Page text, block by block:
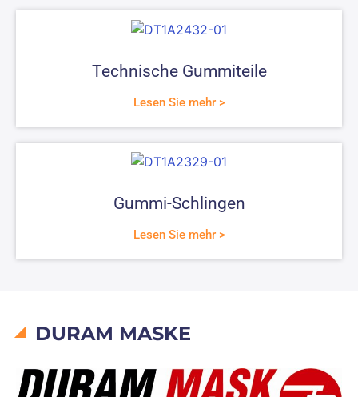
Technische Gummiteile
Lesen Sie mehr >
Gummi-Schlingen
Lesen Sie mehr >
DURAM MASKE